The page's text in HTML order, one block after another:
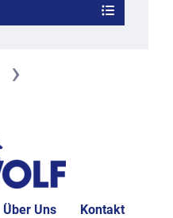
›
Über Uns Kontakt